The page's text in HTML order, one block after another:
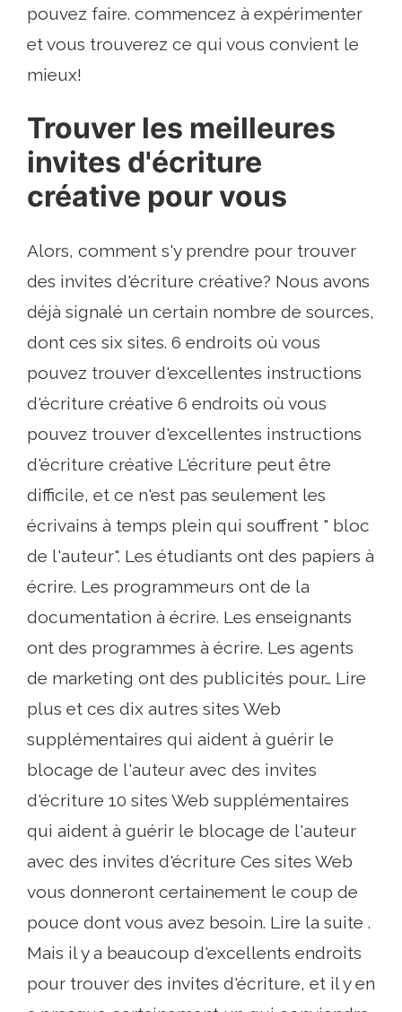
pouvez faire. commencez à expérimenter
et vous trouverez ce qui vous convient le
mieux!
Trouver les meilleures
invites d'écriture
créative pour vous
Alors, comment s'y prendre pour trouver
des invites d'écriture créative? Nous avons
déjà signalé un certain nombre de sources,
dont ces six sites. 6 endroits où vous
pouvez trouver d'excellentes instructions
d'écriture créative 6 endroits où vous
pouvez trouver d'excellentes instructions
d'écriture créative L'écriture peut être
difficile, et ce n'est pas seulement les
écrivains à temps plein qui souffrent " bloc
de l'auteur". Les étudiants ont des papiers à
écrire. Les programmeurs ont de la
documentation à écrire. Les enseignants
ont des programmes à écrire. Les agents
de marketing ont des publicités pour… Lire
plus et ces dix autres sites Web
supplémentaires qui aident à guérir le
blocage de l'auteur avec des invites
d'écriture 10 sites Web supplémentaires
qui aident à guérir le blocage de l'auteur
avec des invites d'écriture Ces sites Web
vous donneront certainement le coup de
pouce dont vous avez besoin. Lire la suite .
Mais il y a beaucoup d'excellents endroits
pour trouver des invites d'écriture, et il y en